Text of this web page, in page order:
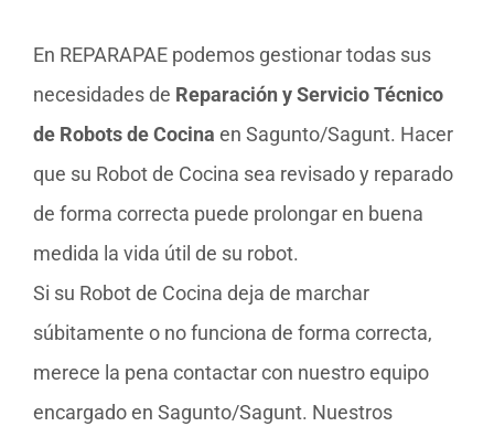
En REPARAPAE podemos gestionar todas sus
necesidades de Reparación y Servicio Técnico
de Robots de Cocina en Sagunto/Sagunt. Hacer
que su Robot de Cocina sea revisado y reparado
de forma correcta puede prolongar en buena
medida la vida útil de su robot.
Si su Robot de Cocina deja de marchar
súbitamente o no funciona de forma correcta,
merece la pena contactar con nuestro equipo
encargado en Sagunto/Sagunt. Nuestros